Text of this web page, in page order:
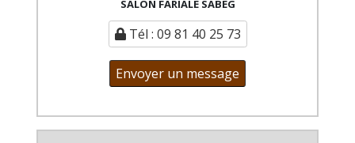
SALON FARIALE SABEG
Tél : 09 81 40 25 73
Envoyer un message